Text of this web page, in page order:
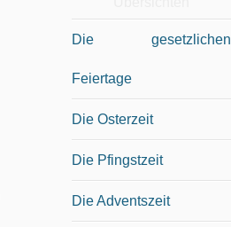
Die gesetzlichen
Feiertage
Die Osterzeit
Die Pfingstzeit
Die Adventszeit